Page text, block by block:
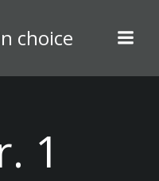
choice
1